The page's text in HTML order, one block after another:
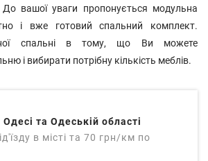
та Одеській області
в місті та 70 грн/км по
вашої уваги пропонується модульна
і вже готовий спальний комплект.
спальні в тому, що Ви можете
і вибирати потрібну кількість меблів.